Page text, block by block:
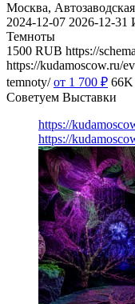
Москва,
2024-12-07 2026-12-31
Темноты
1500 RUB https://
https://kudamoscow.ru/
temnoty/ от 1 700 ₽ 66K
Советуем Выставки
https://
https://